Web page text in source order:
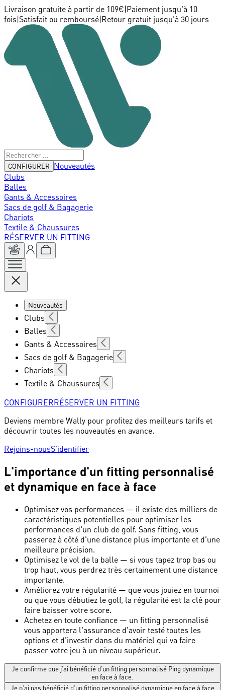
Livraison gratuite à partir de 109€ Paiement jusqu'à 10
fois Satisfait ou remboursé Retour gratuit jusqu'à 30 jours
CONFIGURER
Nouveautés
Clubs
Balles
Gants & Accessoires
Sacs de golf & Bagagerie
Chariots
Textile & Chaussures
RÉSERVER UN FITTING
Nouveautés
Clubs
Balles
Gants & Accessoires
Sacs de golf & Bagagerie
Chariots
Textile & Chaussures
CONFIGURERRÉSERVER UN FITTING
Deviens membre Wally pour profitez des meilleurs tarifs et
découvrir toutes les nouveautés en avance.
Rejoins-nousS'identifier
L'importance d'un fitting personnalisé
et dynamique en face à face
Optimisez vos performances — il existe des milliers de
caractéristiques potentielles pour optimiser les
performances d'un club de golf. Sans fitting, vous
passerez à côté d'une distance plus importante et d'une
meilleure précision.
Optimisez le vol de la balle — si vous tapez trop bas ou
trop haut, vous perdrez très certainement une distance
importante.
Améliorez votre régularité — que vous jouiez en tournoi
ou que vous débutiez le golf, la régularité est la clé pour
faire baisser votre score.
Achetez en toute confiance — un fitting personnalisé
vous apportera l'assurance d'avoir testé toutes les
options et d'investir dans du matériel qui va faire
passer votre jeu à un niveau supérieur.
Je confirme que j'ai bénéficié d'un fitting personnalisé Ping dynamique
en face à face.
Je n'ai pas bénéficié d'un fitting personnalisé dynamique en face à face